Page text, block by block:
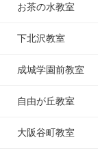
お茶の水教室
下北沢教室
成城学園前教室
自由が丘教室
大阪谷町教室